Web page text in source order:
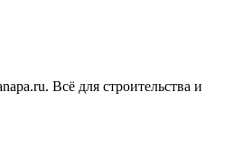
Всё для строительства и